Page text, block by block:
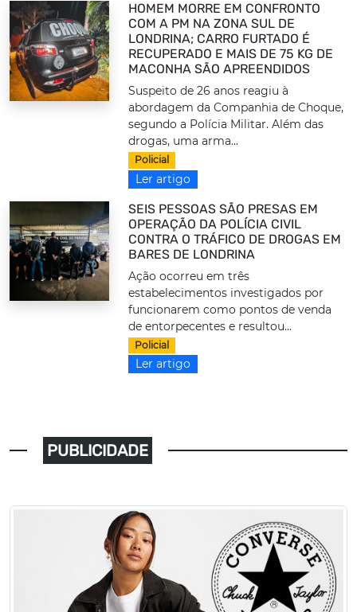
HOMEM MORRE EM CONFRONTO
COM A PM NA ZONA SUL DE
LONDRINA; CARRO FURTADO É
RECUPERADO E MAIS DE 75 KG DE
MACONHA SÃO APREENDIDOS
Suspeito de 26 anos reagiu à
abordagem da Companhia de Choque,
segundo a Polícia Militar. Além das
drogas, uma arma...
Policial
Ler artigo
SEIS PESSOAS SÃO PRESAS EM
OPERAÇÃO DA POLÍCIA CIVIL
CONTRA O TRÁFICO DE DROGAS EM
BARES DE LONDRINA
Ação ocorreu em três
estabelecimentos investigados por
funcionarem como pontos de venda
de entorpecentes e resultou...
Policial
Ler artigo
PUBLICIDADE